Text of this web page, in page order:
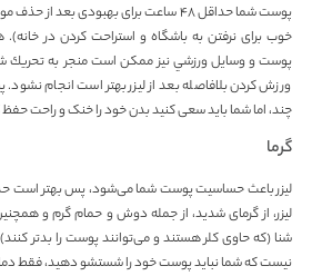
پوست شما حداقل 48 ساعت برای بهبودی بعد
خوب برای نرفتن به باشگاه و استراحت کردن در
پوست و وسايل ورزشي نیز ممكن است منجر به تحريك
ورزش کردن بلافاصله بعد از لیزر بهتر است انجام
چند، اما شما باید سعی کنید بدن خود را خنک و راحت حفظ
گرما
لیزر، از گرمای شدید، از جمله دوش و حمام گرم و
شنا (که حاوی کلر هستند و می‌توانند پوست را بدتر
نیست که شما نباید پوست خود را شستشو دهید، فقط